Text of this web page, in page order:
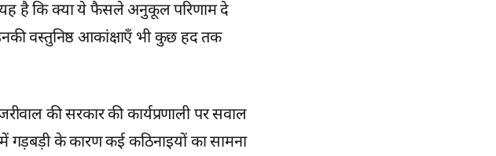
है कि क्या ये फैसले अनुकूल परिणाम दे
वस्तुनिष्ठ आकांक्षाएँ भी कुछ हद तक
की सरकार की कार्यप्रणाली पर सवाल
गड़बड़ी के कारण कई कठिनाइयों का सामना